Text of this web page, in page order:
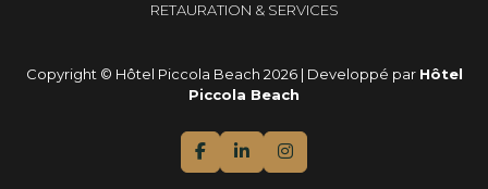
RETAURATION & SERVICES
Copyright © Hôtel Piccola Beach 2026 | Developpé par Hôtel
Piccola Beach